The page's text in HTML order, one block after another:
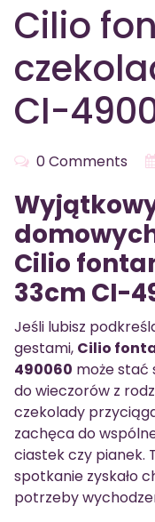
Cilio
CI-
0 Comments
Cilio
33cm CI-
Jeśli lubisz
gestami, Cilio
490060 może stać
do wieczorów z
czekolady
zachęca do
ciastek czy pianek.
spotkanie zyskało
potrzeby